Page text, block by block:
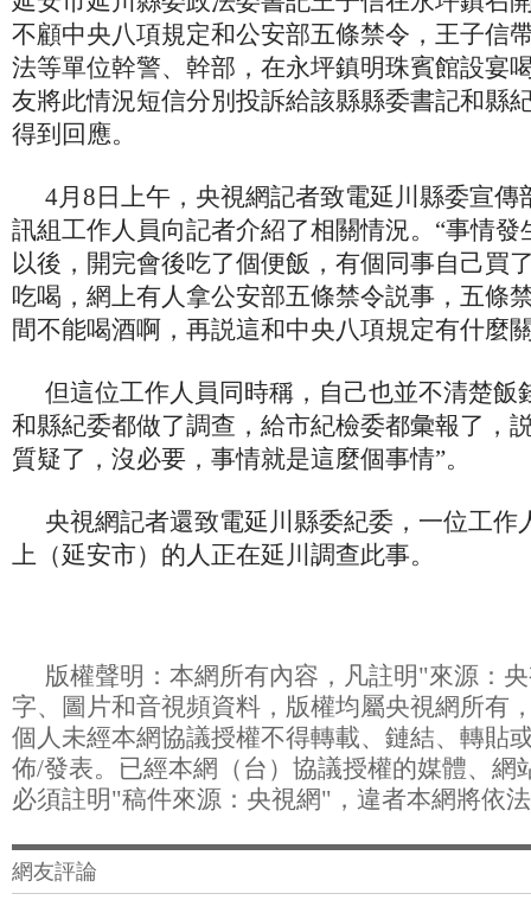
不顧中央八項規定和公安部五條禁令，王子信
法等單位幹警、幹部，在永坪鎮明珠賓館設宴
友將此情況短信分別投訴給該縣縣委書記和縣
得到回應。
4月8日上午，央視網記者致電延川縣委宣傳
訊組工作人員向記者介紹了相關情況。“事情發
以後，開完會後吃了個便飯，有個同事自己買
吃喝，網上有人拿公安部五條禁令説事，五條
間不能喝酒啊，再説這和中央八項規定有什麼
但這位工作人員同時稱，自己也並不清楚飯
和縣紀委都做了調查，給市紀檢委都彙報了，
質疑了，沒必要，事情就是這麼個事情”。
央視網記者還致電延川縣委紀委，一位工作
上（延安市）的人正在延川調查此事。
版權聲明：本網所有內容，凡註明"來源：
字、圖片和音視頻資料，版權均屬央視網所有
個人未經本網協議授權不得轉載、鏈結、轉貼
佈/發表。已經本網（台）協議授權的媒體、網
必須註明"稿件來源：央視網"，違者本網將依
網友評論